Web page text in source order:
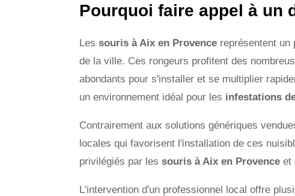
Pourquoi faire appel à un
Les souris à Aix en Provence représentent un
de la ville. Ces rongeurs profitent des
abondants pour s'installer et se multiplier
un environnement idéal pour les infestations
Contrairement aux solutions génériques
locales qui favorisent l'installation de ces
privilégiés par les souris à Aix en Provence et
L'intervention d'un professionnel local offre